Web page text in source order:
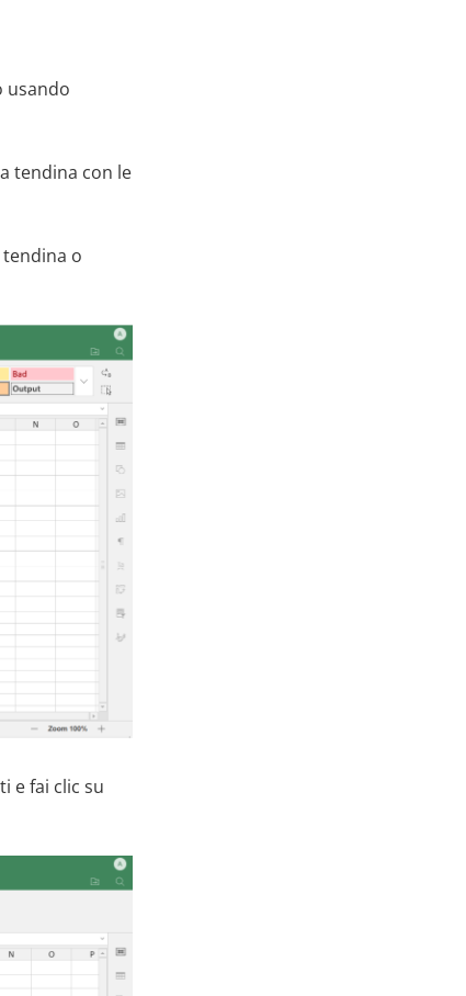
usando
tendina con le
tendina o
e fai clic su